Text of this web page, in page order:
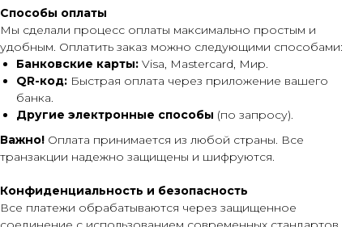
Способы оплаты
Мы сделали процесс оплаты максимально простым и
удобным. Оплатить заказ можно следующими способами:
Банковские карты: Visa, Mastercard, Мир.
QR-код: Быстрая оплата через приложение вашего
банка.
Другие электронные способы (по запросу).
Важно! Оплата принимается из любой страны. Все
транзакции надежно защищены и шифруются.
Конфиденциальность и безопасность
Все платежи обрабатываются через защищенное